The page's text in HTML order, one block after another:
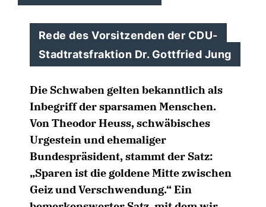
Rede des Vorsitzenden der CDU-
Stadtratsfraktion Dr. Gottfried Jung
Die Schwaben gelten bekanntlich als
Inbegriff der sparsamen Menschen.
Von Theodor Heuss, schwäbisches
Urgestein und ehemaliger
Bundespräsident, stammt der Satz:
Sparen ist die goldene Mitte zwischen
Geiz und Verschwendung.“ Ein